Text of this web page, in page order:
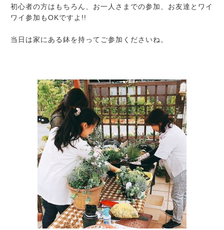
初心者の方はもちろん、お一人さまでの参加、お友達とワイ
ワイ参加もOKですよ!!
当日は家にある鉢を持ってご参加くださいね。